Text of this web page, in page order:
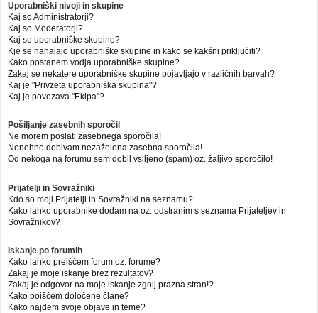
Uporabniški nivoji in skupine
Kaj so Administratorji?
Kaj so Moderatorji?
Kaj so uporabniške skupine?
Kje se nahajajo uporabniške skupine in kako se kakšni priključiti?
Kako postanem vodja uporabniške skupine?
Zakaj se nekatere uporabniške skupine pojavljajo v različnih barvah?
Kaj je "Privzeta uporabniška skupina"?
Kaj je povezava "Ekipa"?
Pošiljanje zasebnih sporočil
Ne morem poslati zasebnega sporočila!
Nenehno dobivam nezaželena zasebna sporočila!
Od nekoga na forumu sem dobil vsiljeno (spam) oz. žaljivo sporočilo!
Prijatelji in Sovražniki
Kdo so moji Prijatelji in Sovražniki na seznamu?
Kako lahko uporabnike dodam na oz. odstranim s seznama Prijateljev in
Sovražnikov?
Iskanje po forumih
Kako lahko preiščem forum oz. forume?
Zakaj je moje iskanje brez rezultatov?
Zakaj je odgovor na moje iskanje zgolj prazna stran!?
Kako poiščem določene člane?
Kako najdem svoje objave in teme?